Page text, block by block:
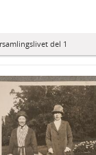
del 1